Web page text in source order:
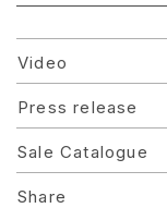
Video
Press release
Sale Catalogue
Share